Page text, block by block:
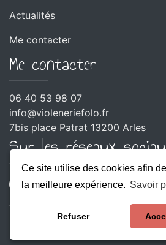
Ce site utilise des cookies afin
la meilleure expérience. Savoir
Refuser
Actualités
Me contacter
Me contacter
06 40 53 98 07
info@violeneriefolo.fr
7bis place Patrat 13200 Arles
Sur les réseaux
© Violène Riefolo - Tous